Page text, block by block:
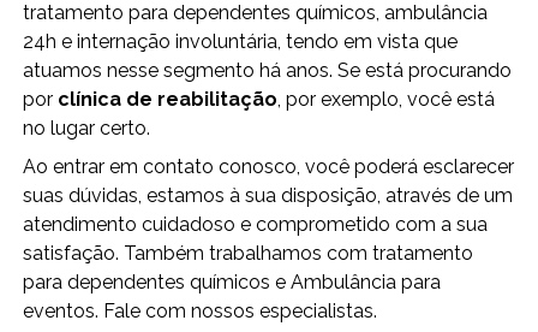
tratamento para dependentes químicos, ambulância
24h e internação involuntária, tendo em vista que
atuamos nesse segmento há anos. Se está procurando
por clínica de reabilitação, por exemplo, você está
no lugar certo.
Ao entrar em contato conosco, você poderá esclarecer
suas dúvidas, estamos à sua disposição, através de um
atendimento cuidadoso e comprometido com a sua
satisfação. Também trabalhamos com tratamento
para dependentes químicos e Ambulância para
eventos. Fale com nossos especialistas.